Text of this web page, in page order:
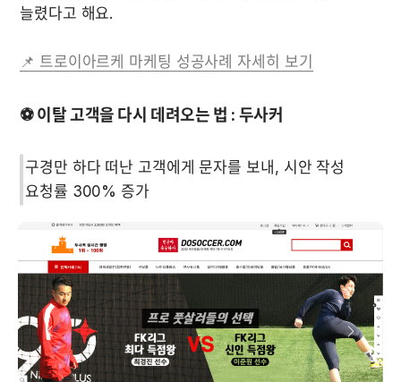
늘렸다고 해요.
📌 트로이아르케 마케팅 성공사례 자세히 보기
⚽ 이탈 고객을 다시 데려오는 법 : 두사커
구경만 하다 떠난 고객에게 문자를 보내, 시안 작성
요청률 300% 증가